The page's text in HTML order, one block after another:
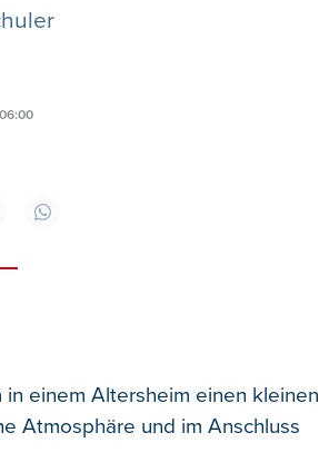
06:00
einem Altersheim einen kleinen
Atmosphäre und im Anschluss